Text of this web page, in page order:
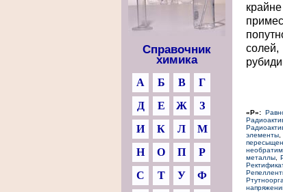
Справочник
химика
А Б В
Г
Д
Е Ж
З
И
К Л
М
Н
О П
Р
С
Т У
Ф
«Р»:
элементы
металлы